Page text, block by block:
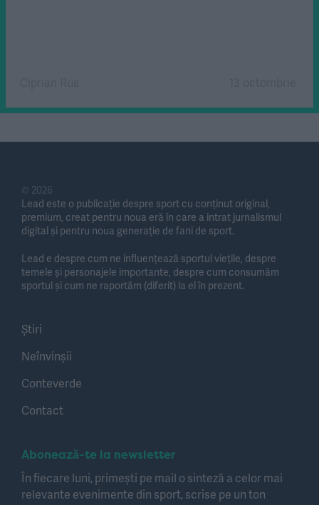
© 2026
Lead este o publicație despre sport cu conținut original,
premium, creat pentru noua eră în care a intrat jurnalismul
digital și pentru noua generație de fani de sport.
Lead e despre cum ne influențează sportul viețile, despre
temele și personajele importante, despre cum consumăm
sportul și cum ne raportăm (diferit) la el în prezent.
Știri
Neînvinșii
Conteverde
Contact
Abonează-te la newsletter
În fiecare luni, primești pe mail o sinteză a celor mai
relevante evenimente din sport, scrise pe un ton